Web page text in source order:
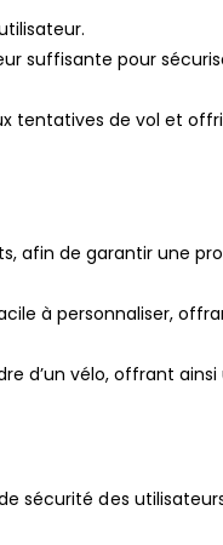
suffisante pour
tentatives de vol et
afin de garantir une
à personnaliser,
d’un vélo, offrant ainsi
sécurité des